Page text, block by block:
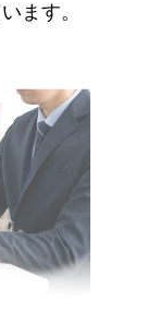
ます。